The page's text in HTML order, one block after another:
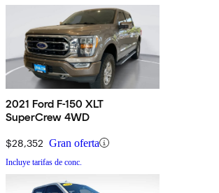
2021 Ford F-150 XLT
SuperCrew 4WD
$28,352 Gran oferta
Incluye tarifas de conc.